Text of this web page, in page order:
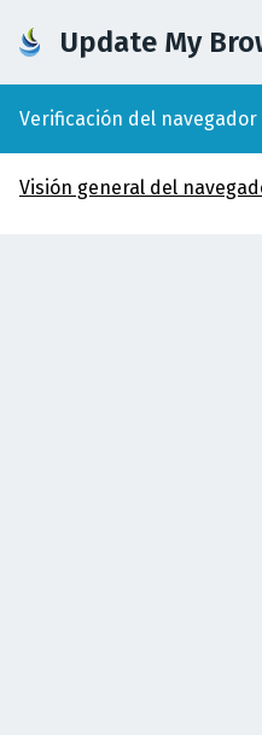
Update My
Verificación del navegador
Visión general del